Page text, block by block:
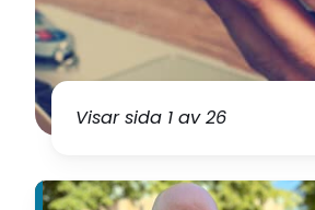
Visar sida 1 av 26